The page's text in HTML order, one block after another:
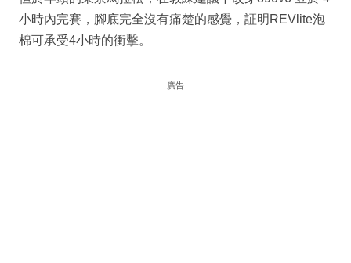
小時內完賽，腳底完全沒有痛楚的感覺，証明REVlite泡
棉可承受4小時的衝擊。
廣告